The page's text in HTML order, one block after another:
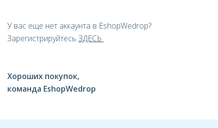
У вас еще нет аккаунта в EshopWedrop?
Зарегистрируйтесь ЗДЕСЬ
Хороших покупок,
команда EshopWedrop